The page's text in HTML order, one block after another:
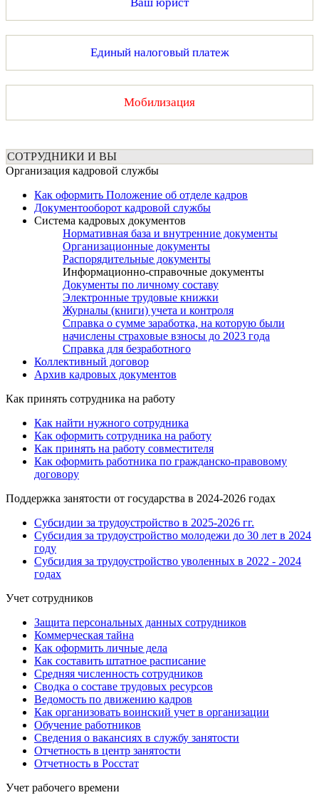
Единый налоговый платеж
Мобилизация
СОТРУДНИКИ И ВЫ
Организация кадровой службы
Как оформить Положение об отделе кадров
Документооборот кадровой службы
Система кадровых документов
Нормативная база и внутренние документы
Организационные документы
Распорядительные документы
Информационно-справочные документы
Документы по личному составу
Электронные трудовые книжки
Журналы (книги) учета и контроля
Справка о сумме заработка, на которую были
начислены страховые взносы до 2023 года
Справка для безработного
Коллективный договор
Архив кадровых документов
Как принять сотрудника на работу
Как найти нужного сотрудника
Как оформить сотрудника на работу
Как принять на работу совместителя
Как оформить работника по гражданско-правовому
договору
Поддержка занятости от государства в 2024-2026 годах
Субсидии за трудоустройство в 2025-2026 гг.
Субсидия за трудоустройство молодежи до 30 лет в 2024
году
Субсидия за трудоустройство уволенных в 2022 - 2024
годах
Учет сотрудников
Защита персональных данных сотрудников
Коммерческая тайна
Как оформить личные дела
Как составить штатное расписание
Средняя численность сотрудников
Сводка о составе трудовых ресурсов
Ведомость по движению кадров
Как организовать воинский учет в организации
Обучение работников
Сведения о вакансиях в службу занятости
Отчетность в центр занятости
Отчетность в Росстат
Учет рабочего времени